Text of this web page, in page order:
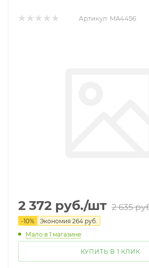
Артикул: MA4456
2 372 руб./шт 2 635
-10% Экономия 264 руб.
Мало в 1 магазине
КУПИТЬ В 1 КЛИК